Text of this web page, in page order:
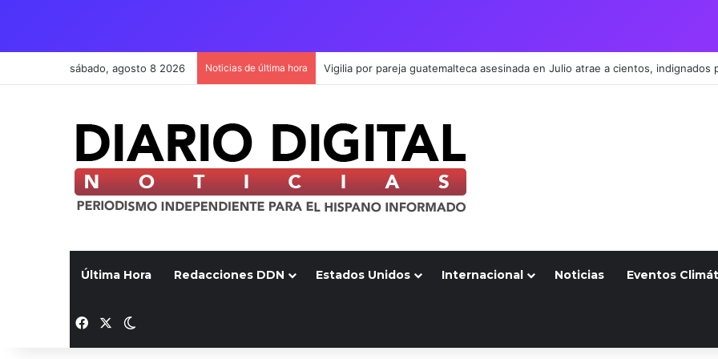
sábado, agosto 8 2026 Noticias de última hora
Última Hora Redacciones DDN Estados Unidos Internacional Noticias Eventos
Facebook